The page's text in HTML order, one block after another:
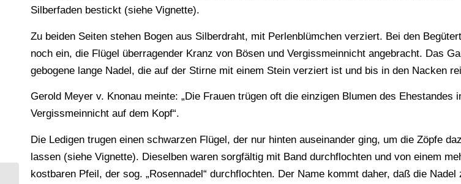
Silberfaden bestickt (siehe Vignette).
Zu beiden Seiten stehen Bogen aus Silberdraht, mit Perlenblümchen verziert. Bei den
noch ein, die Flügel überragender Kranz von Bösen und Vergissmeinnicht angebracht. Das
gebogene lange Nadel, die auf der Stirne mit einem Stein verziert ist und bis in den Nacken
Gerold Meyer v. Knonau meinte: „Die Frauen trügen oft die einzigen Blumen des Ehestandes
Vergissmeinnicht auf dem Kopf“.
Die Ledigen trugen einen schwarzen Flügel, der nur hinten auseinander ging, um die Zöpfe
lassen (siehe Vignette). Dieselben waren sorgfältig mit Band durchflochten und von einem
kostbaren Pfeil, der sog. „Rosennadel“ durchflochten. Der Name kommt daher, daß die Nadel